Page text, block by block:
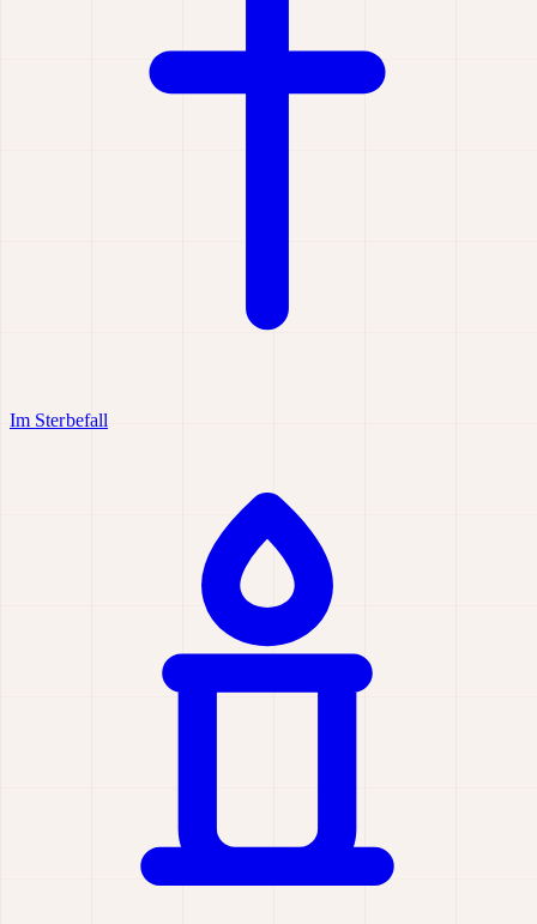
Im Sterbefall